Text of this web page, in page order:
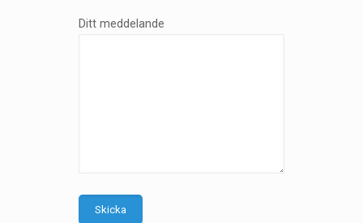
Ditt meddelande
Skicka